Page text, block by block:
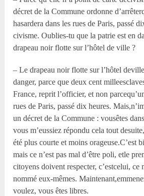
décret de la Commune ordonne
hasardera dans les rues de Paris, passé
civisme. Oublies-tu que la patrie est en
drapeau noir flotte sur l’hôtel de ville ?
– Le drapeau noir flotte sur l’hôtel
danger, parce que deux cent
France, reprit l’officier, et non
rues de Paris, passé dix heures.
un décret de la Commune : vousêtes
vous m’eussiez répondu cela tout
été plus courte et moins orageuse.C’est
mais ce n’est pas mal d’être poli, etle
citoyens doivent respecter, c’estcelui, ce
nommé eux-mêmes.
voulez, vous êtes libres.